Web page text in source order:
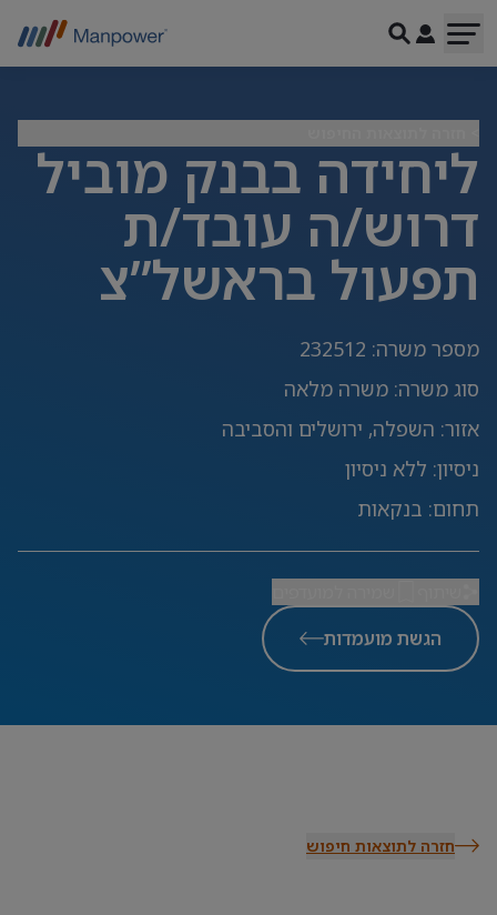
ליחידה בבנק מוביל
דרוש/ה עובד/ת
תפעול בראשל”צ
מספר משרה:
232512
סוג משרה: משרה מלאה
אזור: השפלה, ירושלים והסביבה
ניסיון: ללא ניסיון
תחום: בנקאות
הגשת מועמדות
חזרה לתוצאות חיפוש